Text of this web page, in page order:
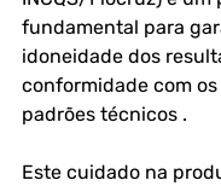
fundamental para
idoneidade dos
conformidade com
padrões técnicos .
Este cuidado na